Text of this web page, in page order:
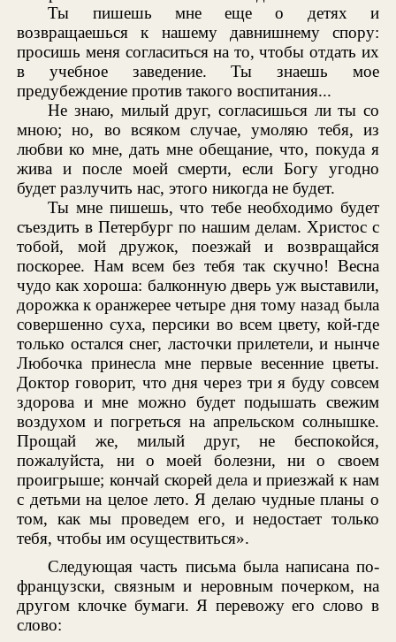
Ты пишешь мне еще о детях и
возвращаешься к нашему давнишнему спору:
просишь меня согласиться на то, чтобы отдать их
в учебное заведение. Ты знаешь мое
предубеждение против такого воспитания...
Не знаю, милый друг, согласишься ли ты со
мною; но, во всяком случае, умоляю тебя, из
любви ко мне, дать мне обещание, что, покуда я
жива и после моей смерти, если Богу угодно
будет разлучить нас, этого никогда не будет.
Ты мне пишешь, что тебе необходимо будет
съездить в Петербург по нашим делам. Христос с
тобой, мой дружок, поезжай и возвращайся
поскорее. Нам всем без тебя так скучно! Весна
чудо как хороша: балконную дверь уж выставили,
дорожка к оранжерее четыре дня тому назад была
совершенно суха, персики во всем цвету, кой-где
только остался снег, ласточки прилетели, и нынче
Любочка принесла мне первые весенние цветы.
Доктор говорит, что дня через три я буду совсем
здорова и мне можно будет подышать свежим
воздухом и погреться на апрельском солнышке.
Прощай же, милый друг, не беспокойся,
пожалуйста, ни о моей болезни, ни о своем
проигрыше; кончай скорей дела и приезжай к нам
с детьми на целое лето. Я делаю чудные планы о
том, как мы проведем его, и недостает только
тебя, чтобы им осуществиться».
Следующая часть письма была написана по-
французски, связным и неровным почерком, на
другом клочке бумаги. Я перевожу его слово в
слово: